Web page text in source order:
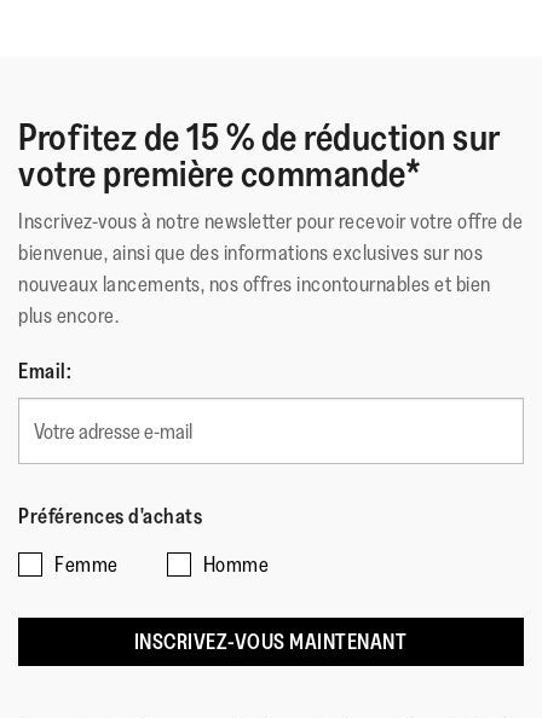
Testées au laboratoire de performances humaines de
l'Université de Calgary
Matériau Extérieur:
Caoutchouc
Doublure:
Sans Doublure
Fermeture:
Sans Fermeture
Semelle:
Technologie de la Semelle
Profitez de 15 % de réduction sur
votre première commande*
Inscrivez-vous à notre newsletter pour recevoir votre offre de
bienvenue, ainsi que des informations exclusives sur nos
nouveaux lancements, nos offres incontournables et bien
plus encore.
Email:
Préférences d'achats
Femme
Homme
INSCRIVEZ-VOUS MAINTENANT